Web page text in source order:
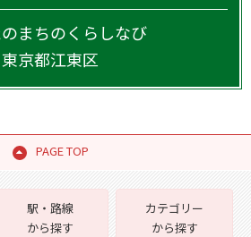
まちのくらしなび
東京都江東区
PAGE TOP
駅・路線
から探す
カテゴリー
から探す